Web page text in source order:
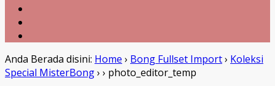
Anda Berada disini: Home › Bong Fullset Import› Koleksi
Special MisterBong› › photo_editor_temp